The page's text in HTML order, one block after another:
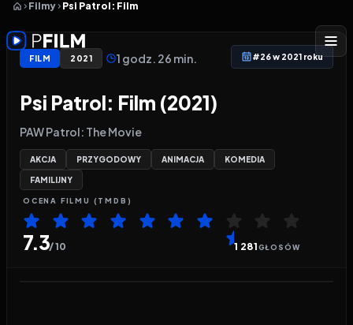
Filmy Psi Patrol: Film
FILM 2021 1 godz. 26 min. #26 w 2021 roku
Psi Patrol: Film (2021)
PAW Patrol: The Movie
AKCJA PRZYGODOWY ANIMACJA KOMEDIA
FAMILIJNY
OCENA FILMU (TMDB)
7.3/ 10 1 281GŁOSÓW